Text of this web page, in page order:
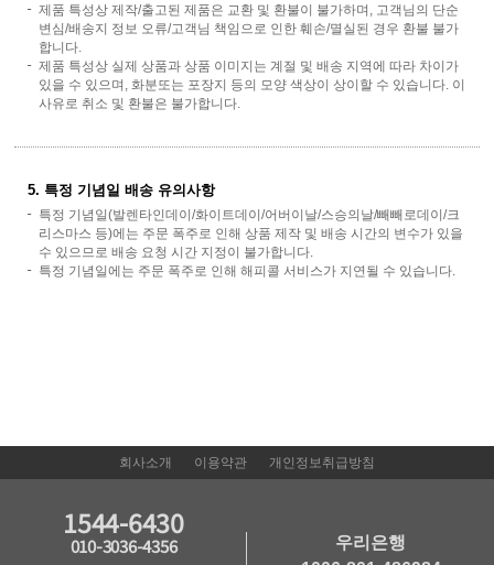
제품 특성상 제작/출고된 제품은 교환 및 환불이 불가하며, 고객님의 단순
변심/배송지 정보 오류/고객님 책임으로 인한 훼손/멸실된 경우 환불 불가
합니다.
제품 특성상 실제 상품과 상품 이미지는 계절 및 배송 지역에 따라 차이가
있을 수 있으며, 화분또는 포장지 등의 모양 색상이 상이할 수 있습니다. 이
사유로 취소 및 환불은 불가합니다.
5. 특정 기념일 배송 유의사항
특정 기념일(발렌타인데이/화이트데이/어버이날/스승의날/빼빼로데이/크
리스마스 등)에는 주문 폭주로 인해 상품 제작 및 배송 시간의 변수가 있을
수 있으므로 배송 요청 시간 지정이 불가합니다.
특정 기념일에는 주문 폭주로 인해 해피콜 서비스가 지연될 수 있습니다.
회사소개 이용약관 개인정보취급방침
1544-6430
010-3036-4356
우리은행